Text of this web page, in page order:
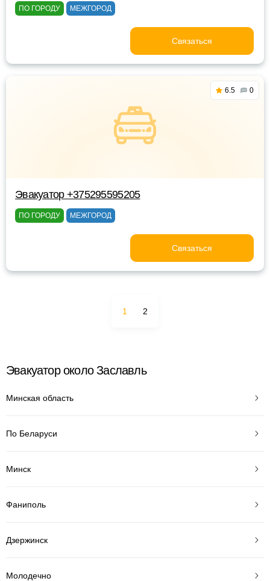
ПО ГОРОДУ МЕЖГОРОД
Связаться
6.5 0
Эвакуатор +375295595205
ПО ГОРОДУ МЕЖГОРОД
Связаться
1 2
Эвакуатор около Заславль
Минская область
По Беларуси
Минск
Фаниполь
Дзержинск
Молодечно